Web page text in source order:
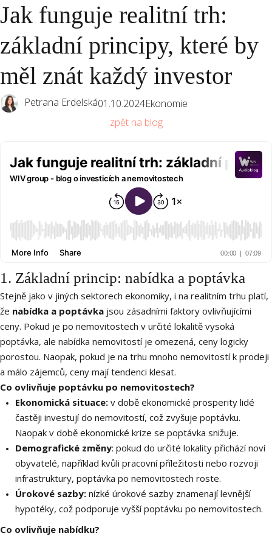
MENU
zpět na blog
Jak funguje realitní trh:
základní principy, které by
měl znát každý investor
Petrana Erdelská01.10.2024Ekonomie
1. Základní princip: nabídka a poptávka
Stejně jako v jiných sektorech ekonomiky, i na realitním trhu platí,
že nabídka a poptávka jsou zásadními faktory ovlivňujícími
ceny. Pokud je po nemovitostech v určité lokalitě vysoká
poptávka, ale nabídka nemovitostí je omezená, ceny logicky
porostou. Naopak, pokud je na trhu mnoho nemovitostí k prodeji
a málo zájemců, ceny mají tendenci klesat.
Co ovlivňuje poptávku po nemovitostech?
Ekonomická situace: v době ekonomické prosperity lidé
častěji investují do nemovitostí, což zvyšuje poptávku.
Naopak v době ekonomické krize se poptávka snižuje.
Demografické změny: pokud do určité lokality přichází noví
obyvatelé, například kvůli pracovní příležitosti nebo rozvoji
infrastruktury, poptávka po nemovitostech roste.
Úrokové sazby: nízké úrokové sazby znamenají levnější
hypotéky, což podporuje vyšší poptávku po nemovitostech.
Co ovlivňuje nabídku?